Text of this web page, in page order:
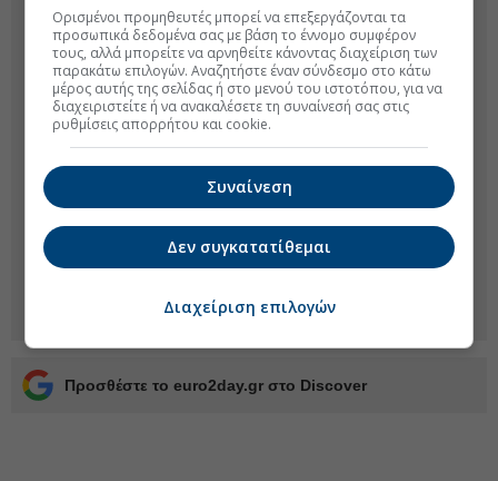
Προσθέστε το euro2day.gr στο Discover
Ορισμένοι προμηθευτές μπορεί να επεξεργάζονται τα
προσωπικά δεδομένα σας με βάση το έννομο συμφέρον
τους, αλλά μπορείτε να αρνηθείτε κάνοντας διαχείριση των
παρακάτω επιλογών. Αναζητήστε έναν σύνδεσμο στο κάτω
μέρος αυτής της σελίδας ή στο μενού του ιστοτόπου, για να
διαχειριστείτε ή να ανακαλέσετε τη συναίνεσή σας στις
ρυθμίσεις απορρήτου και cookie.
Συναίνεση
Δεν συγκατατίθεμαι
Διαχείριση επιλογών